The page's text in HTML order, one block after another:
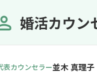
プ、男
婚す
た。
婚活カウン
表カウンセラー並木 真理子